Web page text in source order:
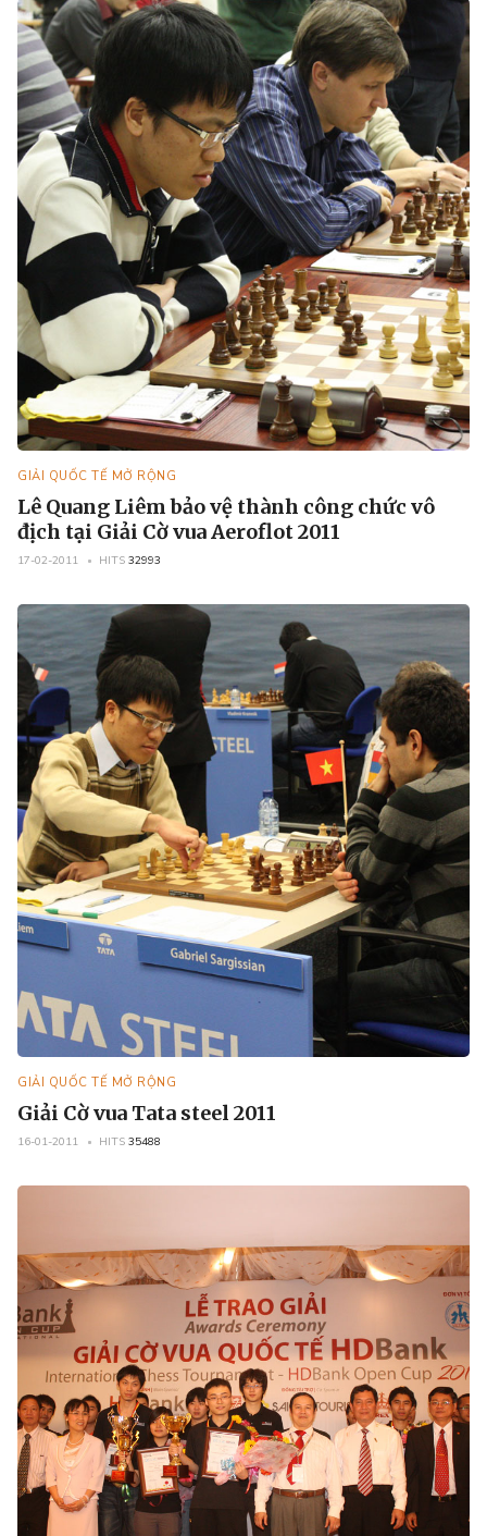
GIẢI QUỐC TẾ MỞ RỘNG
Lê Quang Liêm bảo vệ thành công chức vô
địch tại Giải Cờ vua Aeroflot 2011
17-02-2011 HITS 32993
GIẢI QUỐC TẾ MỞ RỘNG
Giải Cờ vua Tata steel 2011
16-01-2011 HITS 35488